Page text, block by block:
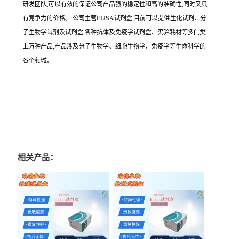
研发团队,可以有效的保证公司产品强的稳定性和高的准确性,同时又具
有竞争力的价格。
公司主营ELISA试剂盒,目前可以提供生化试剂、分
子生物学试剂及试剂盒,各种抗体及免疫学试剂盒、实验耗材等多门类
上万种产品,产品涉及分子生物学、细胞生物学、免疫学等生命科学的
各个领域。
相关产品：